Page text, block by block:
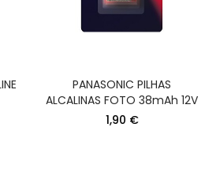
PANASONIC PILHAS
ALCALINAS FOTO 38mAh 12V
1,90 €